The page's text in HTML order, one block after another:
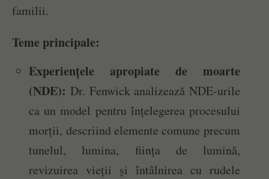
familii.
Teme principale:
Experiențele apropiate de moarte
(NDE): Dr. Fenwick analizează NDE-urile
ca un model pentru înțelegerea procesului
morții, descriind elemente comune precum
tunelul, lumina, ființa de lumină,
revizuirea vieții și întâlnirea cu rudele